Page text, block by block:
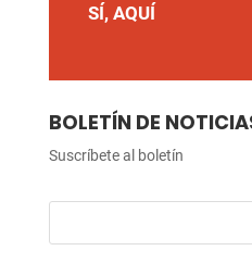
SÍ, AQUÍ
BOLETÍN DE
Suscríbete al boletín